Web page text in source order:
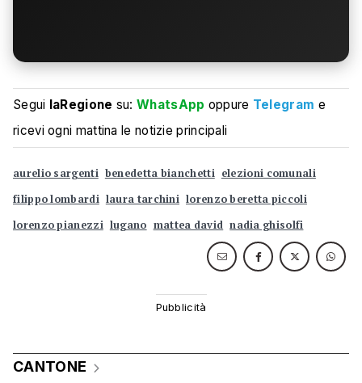
Segui laRegione su:WhatsApp oppure Telegram e
ricevi ogni mattina le notizie principali
aurelio sargenti benedetta bianchetti elezioni comunali
filippo lombardi laura tarchini lorenzo beretta piccoli
lorenzo pianezzi lugano mattea david nadia ghisolfi
CANTONE